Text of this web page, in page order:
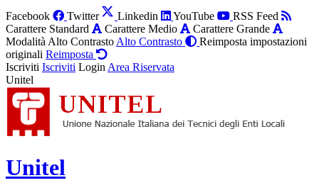
Facebook Twitter Linkedin YouTube
RSS Feed
Carattere Standard
Carattere Medio
Carattere Grande
Modalità Alto Contrasto Alto Contrasto
Reimposta impostazioni
originali Reimposta
Iscriviti Iscriviti Login Area Riservata
Unitel
Unitel